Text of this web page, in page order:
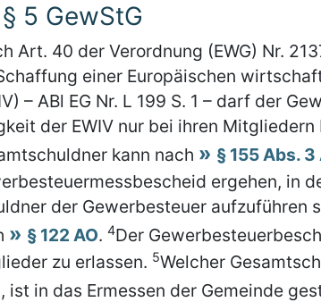
5 GewStG
Art. 40 der Verordnung (EWG) Nr.
einer Europäischen
– ABl EG Nr. L 199 S. 1 – darf der
der EWIV nur bei ihren
kann nach
§ 155 Abs. 3
ergehen, in
der Gewerbesteuer aufzuführen
§ 122 AO. 4Der
zu erlassen. 5Welcher
ist in das Ermessen der Gemeinde